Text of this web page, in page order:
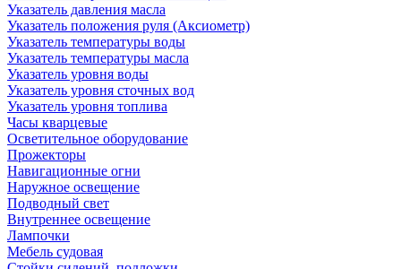
Указатель давления масла
Указатель положения руля (Аксиометр)
Указатель температуры воды
Указатель температуры масла
Указатель уровня воды
Указатель уровня сточных вод
Указатель уровня топлива
Часы кварцевые
Осветительное оборудование
Прожекторы
Навигационные огни
Наружное освещение
Подводный свет
Внутреннее освещение
Лампочки
Мебель судовая